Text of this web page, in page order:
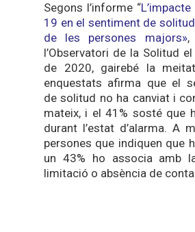
Segons l’informe “
19 en el sentiment de
de les persones majors»,
l’Observatori de la Solitud
de 2020, gairebé la
enquestats afirma que el
de solitud no ha canviat i
mateix, i el 41% sosté que
durant l’estat d’alarma. A
persones que indiquen que
un 43% ho associa amb
limitació o absència de